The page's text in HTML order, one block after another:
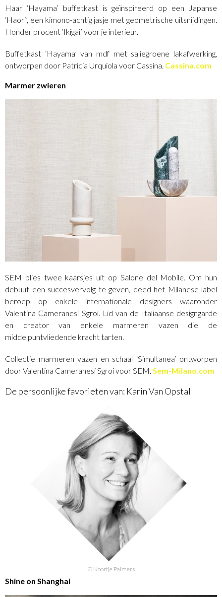
Haar ‘Hayama’ buffetkast is geïnspireerd op een Japanse
‘Haori’, een kimono-achtig jasje met geometrische uitsnijdingen.
Honder procent ‘Ikigai’ voor je interieur.
Buffetkast ‘Hayama’ van mdf met saliegroene lakafwerking,
ontworpen door Patricia Urquiola voor Cassina. Cassina.com
Marmer zwieren
SEM blies twee kaarsjes uit op Salone del Mobile. Om hun
debuut een succesvervolg te geven, deed het Milanese label
beroep op enkele internationale designers waaronder
Valentina Cameranesi Sgroi. Lid van de Italiaanse designgarde
en creator van enkele marmeren vazen die de
middelpuntvliedende kracht tarten.
Collectie marmeren vazen en schaal ‘Simultanea’ ontworpen
door Valentina Cameranesi Sgroi voor SEM. Sem-Milano.com
De persoonlijke favorieten van: Karin Van Opstal
© Noortje Palmers
Shine on Shanghai